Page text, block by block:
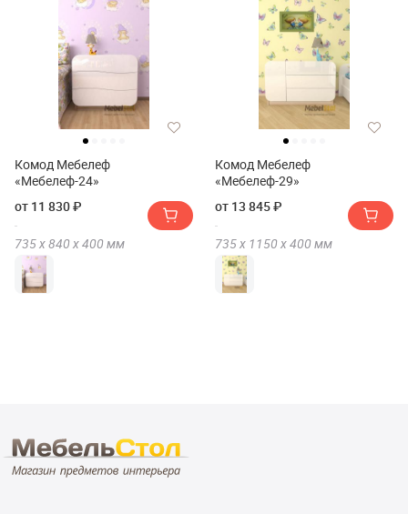
Комод Мебелеф
«Мебелеф-24»
от 11 830 ₽
735 х840 х400 мм
Комод Мебелеф
«Мебелеф-29»
от 13 845 ₽
735 х 1150 х400 мм